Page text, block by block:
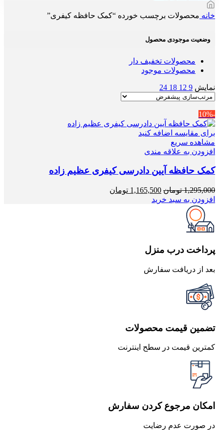
خانه محصولات برچسب خورده “کمک حافظه کیفری”
وضعیت موجودی محصول
محصولات تخفیف دار
محصولات موجود
نمایش 9
12
18
24
-10%
برای مقایسه اضافه کنید
مشاهده سریع
افزودن به علاقه مندی
کمک حافظه آیین دادرسی کیفری عظیم زاده
1,295,000 تومان قیمت
اصلی
1,165,500 تومان
افزودن به سبد خرید
پرداخت درب منزل
بعد از دریافت سفارش
تضمین قیمت محصولات
کمترین قیمت در سطح اینترنت
امکان مرجوع کردن سفارش
در صورت عدم رضایت